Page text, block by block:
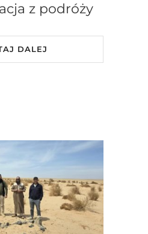
z podróży
DALEJ